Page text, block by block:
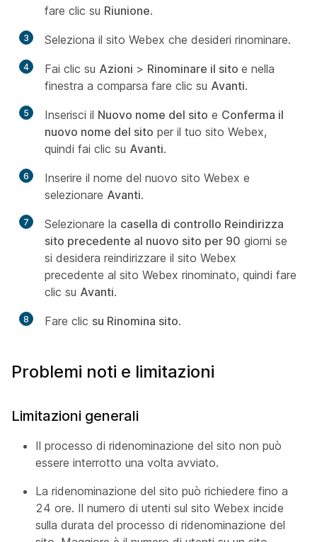
fare clic su Riunione.
3 Seleziona il sito Webex che desideri rinominare.
4 Fai clic su Azioni > Rinominare il sito e nella
finestra a comparsa fare clic su Avanti.
5 Inserisci il Nuovo nome del sito e Conferma il
nuovo nome del sito per il tuo sito Webex,
quindi fai clic su Avanti.
6
Inserire il nome del nuovo sito Webex e
selezionare Avanti.
7 Selezionare la casella di controllo Reindirizza
sito precedente al nuovo sito per 90 giorni se
si desidera reindirizzare il sito Webex
precedente al sito Webex rinominato, quindi fare
clic su Avanti.
8 Fare clic su Rinomina sito.
Problemi noti e limitazioni
Limitazioni generali
Il processo di ridenominazione del sito non può
essere interrotto una volta avviato.
La ridenominazione del sito può richiedere fino a
24 ore. Il numero di utenti sul sito Webex incide
sulla durata del processo di ridenominazione del